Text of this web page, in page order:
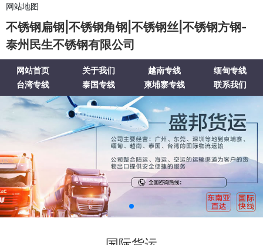
网站地图
不锈钢扁钢|不锈钢角钢|不锈钢丝|不锈钢方钢-
泰州民生不锈钢有限公司
网站首页 关于我们 越南专线
缅甸专线
台湾专线
泰国专线 柬埔寨专线 联系我们